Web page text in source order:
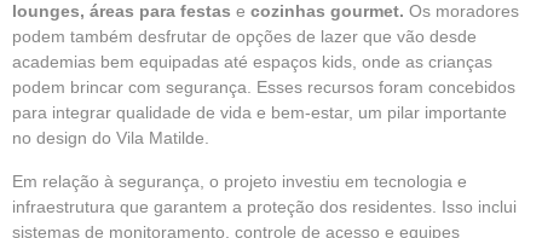
lounges, áreas para festas e cozinhas gourmet. Os moradores
podem também desfrutar de opções de lazer que vão desde
academias bem equipadas até espaços kids, onde as crianças
podem brincar com segurança. Esses recursos foram concebidos
para integrar qualidade de vida e bem-estar, um pilar importante
no design do Vila Matilde.
Em relação à segurança, o projeto investiu em tecnologia e
infraestrutura que garantem a proteção dos residentes. Isso inclui
sistemas de monitoramento, controle de acesso e equipes